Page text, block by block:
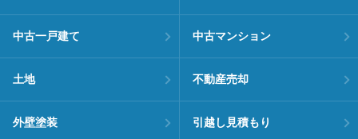
中古一戸建て 中古マンション
土地 不動産売却
外壁塗装 引越し見積もり